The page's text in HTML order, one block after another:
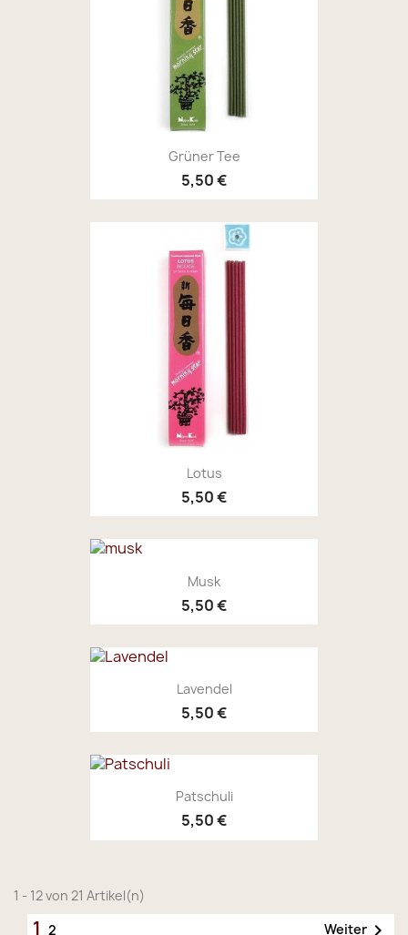
Grüner Tee
5,50 €
Lotus
5,50 €
Musk
5,50 €
Lavendel
5,50 €
Patschuli
5,50 €
1 - 12 von 21 Artikel(n)
1 2 Weiter 